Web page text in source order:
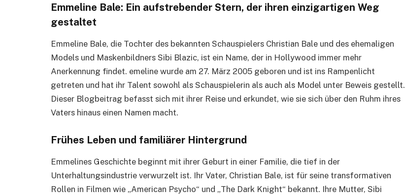
Emmeline Bale: Ein aufstrebender Stern, der ihren einzigartigen Weg
gestaltet
Emmeline Bale, die Tochter des bekannten Schauspielers Christian Bale und des ehemaligen
Models und Maskenbildners Sibi Blazic, ist ein Name, der in Hollywood immer mehr
Anerkennung findet. emeline wurde am 27. März 2005 geboren und ist ins Rampenlicht
getreten und hat ihr Talent sowohl als Schauspielerin als auch als Model unter Beweis gestellt.
Dieser Blogbeitrag befasst sich mit ihrer Reise und erkundet, wie sie sich über den Ruhm ihres
Vaters hinaus einen Namen macht.
Frühes Leben und familiärer Hintergrund
Emmelines Geschichte beginnt mit ihrer Geburt in einer Familie, die tief in der
Unterhaltungsindustrie verwurzelt ist. Ihr Vater, Christian Bale, ist für seine transformativen
Rollen in Filmen wie „American Psycho“ und „The Dark Knight“ bekannt. Ihre Mutter, Sibi